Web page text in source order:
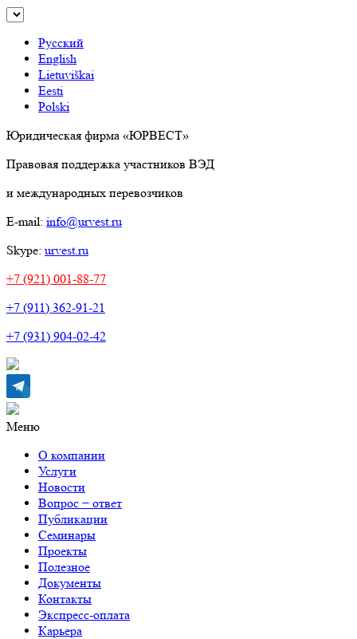
Русский
English
Lietuviškai
Eesti
Polski
Юридическая фирма «ЮРВЕСТ»
Правовая поддержка участников ВЭД
и международных перевозчиков
E-mail: info@urvest.ru
Skype: urvest.ru
+7 (921) 001-88-77
+7 (911) 362-91-21
+7 (931) 904-02-42
Меню
О компании
Услуги
Новости
Вопрос − ответ
Публикации
Семинары
Проекты
Полезное
Документы
Контакты
Экспресс-оплата
Карьера